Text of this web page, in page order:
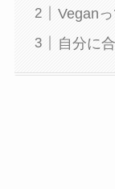
Vegan
自分に